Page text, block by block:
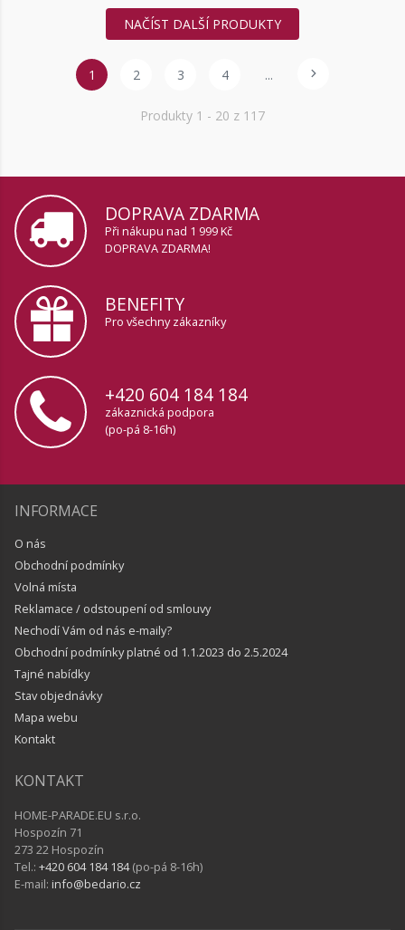
NAČÍST DALŠÍ PRODUKTY
1 2 3 4 ...
Produkty 1 - 20 z 117
DOPRAVA ZDARMA
Při nákupu nad 1 999 Kč
DOPRAVA ZDARMA!
BENEFITY
Pro všechny zákazníky
+420 604 184 184
zákaznická podpora
(po-pá 8-16h)
INFORMACE
O nás
Obchodní podmínky
Volná místa
Reklamace / odstoupení od smlouvy
Nechodí Vám od nás e-maily?
Obchodní podmínky platné od 1.1.2023 do 2.5.2024
Tajné nabídky
Stav objednávky
Mapa webu
Kontakt
KONTAKT
HOME-PARADE.EU s.r.o.
Hospozín 71
273 22 Hospozín
Tel.: +420 604 184 184(po-pá 8-16h)
E-mail: info@bedario.cz